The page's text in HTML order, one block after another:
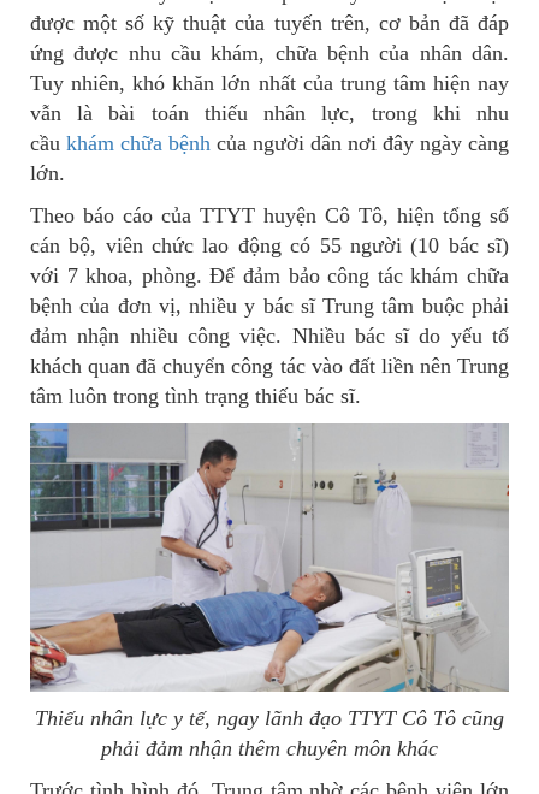
được một số kỹ thuật của tuyến trên, cơ bản đã đáp
ứng được nhu cầu khám, chữa bệnh của nhân dân.
Tuy nhiên, khó khăn lớn nhất của trung tâm hiện nay
vẫn là bài toán thiếu nhân lực, trong khi nhu
cầu khám chữa bệnh của người dân nơi đây ngày càng
lớn.
Theo báo cáo của TTYT huyện Cô Tô, hiện tổng số
cán bộ, viên chức lao động có 55 người (10 bác sĩ)
với 7 khoa, phòng. Để đảm bảo công tác khám chữa
bệnh của đơn vị, nhiều y bác sĩ Trung tâm buộc phải
đảm nhận nhiều công việc. Nhiều bác sĩ do yếu tố
khách quan đã chuyển công tác vào đất liền nên Trung
tâm luôn trong tình trạng thiếu bác sĩ.
Thiếu nhân lực y tế, ngay lãnh đạo TTYT Cô Tô cũng
phải đảm nhận thêm chuyên môn khác